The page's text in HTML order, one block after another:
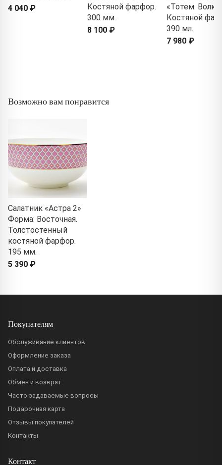
4 040 ₽
Костяной фарфор.
300 мм.
8 100 ₽
«Тотем. Волк»
Костяной
390 мл.
7 980 ₽
Возможно вам понравится
Салатник «Астра 2»
Форма: Восточная.
Толстостенный
костяной фарфор.
195 мм.
5 390 ₽
Покупателям
Обслуживание клиентов
Оформление заказа
Оплата и доставка
Обмен и возврат
Часто задаваемые вопросы
Подарочная карта
Отзывы покупателей
Контакты
Контакт